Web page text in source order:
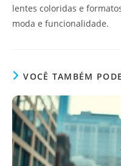
lentes coloridas e
moda e funcionalidade.
VOCÊ TAMBÉM